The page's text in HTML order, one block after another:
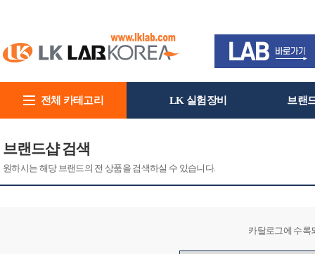
전체 카테고리 LK 실험장비 브랜
브랜드샵 검색
원하시는 해당 브랜드의 전 상품을 검색하실 수 있습니다.
카탈로그에 수록